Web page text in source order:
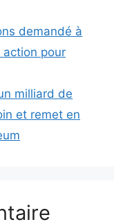
demandé à
action pour
milliard de
et remet en